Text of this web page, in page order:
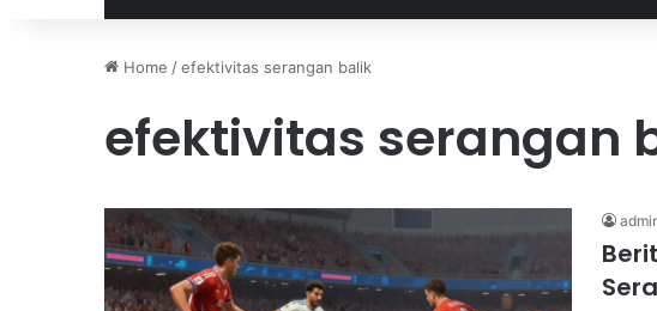
Home /efektivitas serangan balik
efektivitas serangan